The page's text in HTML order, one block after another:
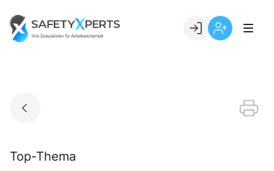
content
Go to landing page.
Top-Thema